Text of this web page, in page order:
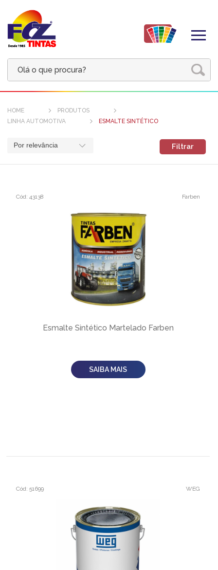
HOME
PRODUTOS
LINHA AUTOMOTIVA
ESMALTE SINTÉTICO
Por relevância Filtrar
Cód: 43138 Farben
Esmalte Sintético Martelado Farben
SAIBA MAIS
Cód: 51699 WEG